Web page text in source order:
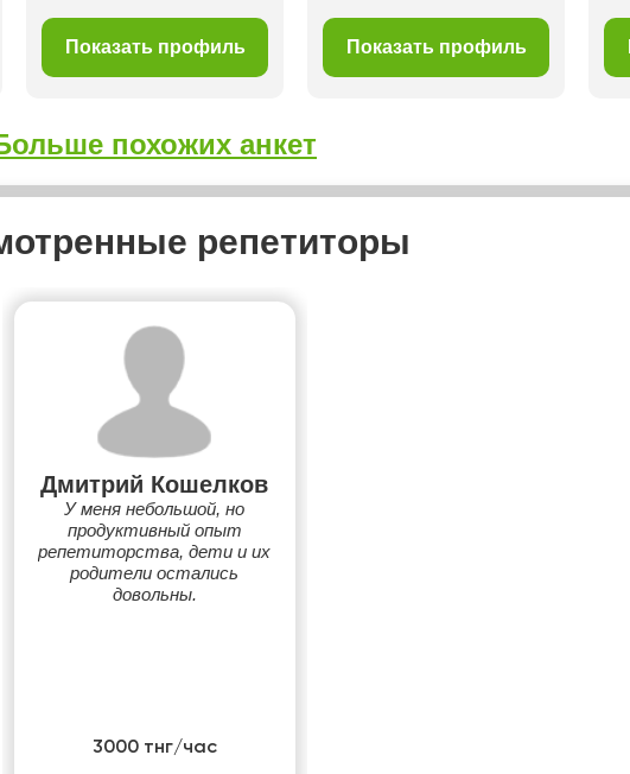
Показать профиль Показать профиль
похожих анкет
репетиторы
Дмитрий Кошелков
У меня небольшой, но
продуктивный опыт
репетиторства, дети и их
родители остались
довольны.
3000 тнг/час